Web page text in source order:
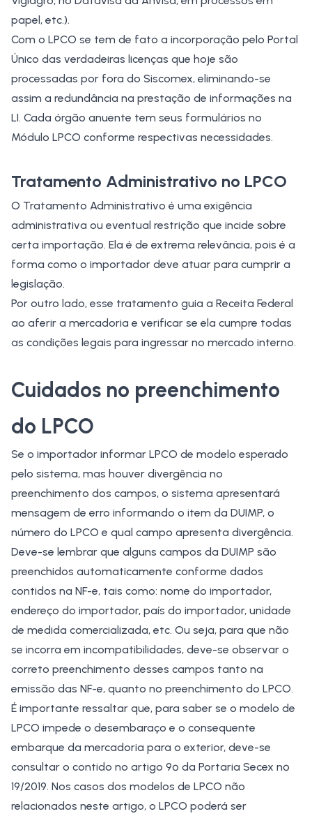
papel, etc.).
Com o LPCO se tem de fato a incorporação pelo Portal
Único das verdadeiras licenças que hoje são
processadas por fora do Siscomex, eliminando-se
assim a redundância na prestação de informações na
LI. Cada órgão anuente tem seus formulários no
Módulo LPCO conforme respectivas necessidades.
Tratamento Administrativo no LPCO
O Tratamento Administrativo é uma exigência
administrativa ou eventual restrição que incide sobre
certa importação. Ela é de extrema relevância, pois é a
forma como o importador deve atuar para cumprir a
legislação.
Por outro lado, esse tratamento guia a Receita Federal
ao aferir a mercadoria e verificar se ela cumpre todas
as condições legais para ingressar no mercado interno.
Cuidados no preenchimento
do LPCO
Se o importador informar LPCO de modelo esperado
pelo sistema, mas houver divergência no
preenchimento dos campos, o sistema apresentará
mensagem de erro informando o item da DUIMP, o
número do LPCO e qual campo apresenta divergência.
Deve-se lembrar que alguns campos da DUIMP são
preenchidos automaticamente conforme dados
contidos na NF-e, tais como: nome do importador,
endereço do importador, país do importador, unidade
de medida comercializada, etc. Ou seja, para que não
se incorra em incompatibilidades, deve-se observar o
correto preenchimento desses campos tanto na
emissão das NF-e, quanto no preenchimento do LPCO.
É importante ressaltar que, para saber se o modelo de
LPCO impede o desembaraço e o consequente
embarque da mercadoria para o exterior, deve-se
consultar o contido no artigo 9º da Portaria Secex nº
19/2019. Nos casos dos modelos de LPCO não
relacionados neste artigo, o LPCO poderá ser